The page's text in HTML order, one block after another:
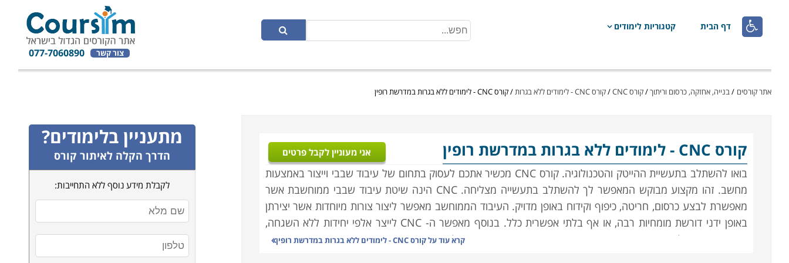
 דף הבית קטגוריות לימודים
צור קשר 077-7060890
אתר קורסים /בנייה, אחזקה, כרסום וריתוך/קורס CNC /קורס CNC - לימודים ללא בגרות /קורס CNC - לימודים ללא בגרות במדרשת רופין
קורס CNC - לימודים ללא בגרות במדרשת רופין אני מעוניין לקבל פרטים
בואו להשתלב בתעשיית ההייטק והטכנולוגיה. קורס CNC מכשיר אתכם לעסוק בתחום של עיבוד שבבי וייצור באמצעות
מחשב. זהו מקצוע מבוקש המאפשר לך להשתלב בתעשייה מצליחה. CNC
הינה שיטת עיבוד שבבי ממוחשבת אשר
מאפשרת לבצע כרסום, חריטה, כיפוף וקידוח באופן מדויק. העיבוד הממוחשב מאפשר ליצור צורות מיוחדות אשר יצירתן
באופן ידני דורשת מומחיות רבה, או אף בלתי אפשרית כלל. בנוסף מאפשר ה- CNC לייצר אלפי יחידות ללא השגחה,
כאשר איכות החלקים המיוצרים נבדקת באופן אוטומטי באמצעות חיישני לייזר .
קרא עוד עלקורס CNC - לימודים ללא בגרות במדרשת רופין
מתעניין בלימודים?
הדרך הקלה לאיתור קורס
לקבלת מידע נוסף ללא התחייבות: